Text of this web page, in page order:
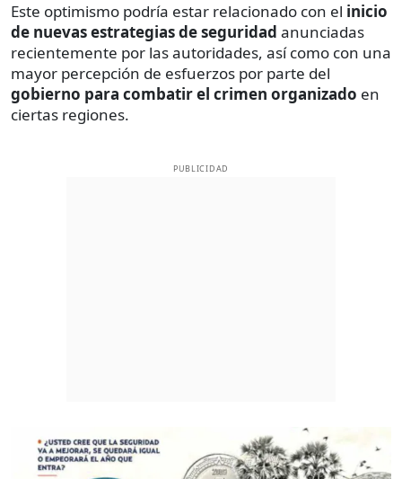
Este optimismo podría estar relacionado con el inicio
de nuevas estrategias de seguridad anunciadas
recientemente por las autoridades, así como con una
mayor percepción de esfuerzos por parte del
gobierno para combatir el crimen organizado en
ciertas regiones.
PUBLICIDAD